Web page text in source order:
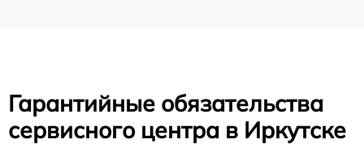
Гарантийные обязательства
сервисного центра в Иркутске